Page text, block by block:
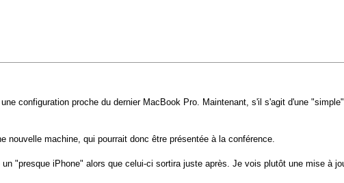
configuration proche du dernier MacBook Pro. Maintenant, s'il s'agit d'une
nouvelle machine, qui pourrait donc être présentée à la conférence.
"presque iPhone" alors que celui-ci sortira juste après. Je vois plutôt une mise à